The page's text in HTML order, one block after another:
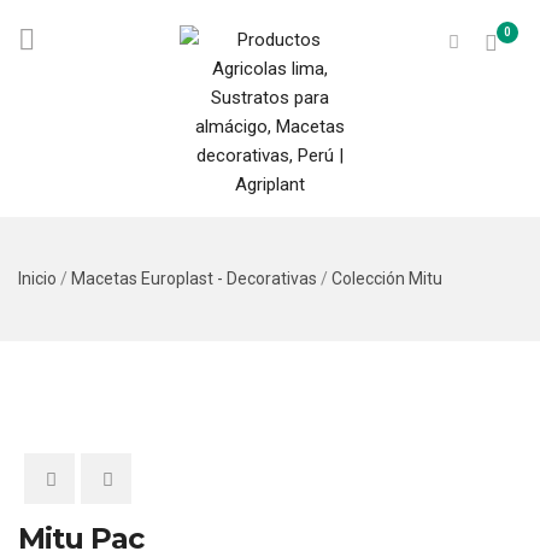
0
Inicio / Macetas Europlast - Decorativas / Colección Mitu
Mitu Pac